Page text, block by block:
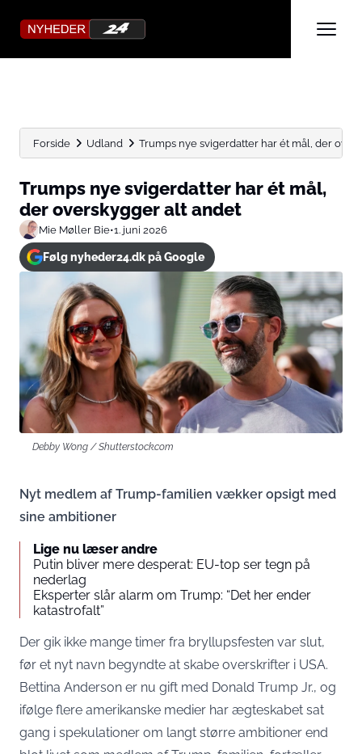
Forside Udland Trumps nye svigerdatter har ét mål, der
Trumps nye svigerdatter har ét mål,
der overskygger alt andet
Mie Møller Bie•1. juni 2026
Følg nyheder24.dk på Google
Debby Wong / Shutterstock.com
Nyt medlem af Trump-familien vækker opsigt med
sine ambitioner
Lige nu læser andre
Putin bliver mere desperat: EU-top ser tegn på
nederlag
Eksperter slår alarm om Trump: “Det her ender
katastrofalt”
Der gik ikke mange timer fra bryllupsfesten var slut,
før et nyt navn begyndte at skabe overskrifter i USA.
Bettina Anderson er nu gift med Donald Trump Jr., og
ifølge flere amerikanske medier har ægteskabet sat
gang i spekulationer om langt større ambitioner end